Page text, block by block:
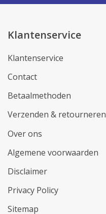
Klantenservice
Klantenservice
Contact
Betaalmethoden
Verzenden & retourneren
Over ons
Algemene voorwaarden
Disclaimer
Privacy Policy
Sitemap